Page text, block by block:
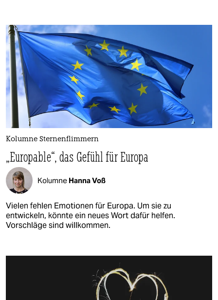
Kolumne Sternenflimmern
„Europable“, das Gefühl für Europa
Kolumne Hanna Voß
Vielen fehlen Emotionen für Europa. Um sie zu
entwickeln, könnte ein neues Wort dafür helfen.
Vorschläge sind willkommen.